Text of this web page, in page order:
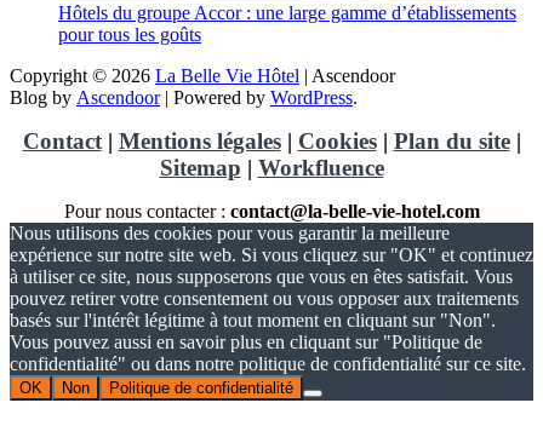
Hôtels du groupe Accor : une large gamme d’établissements
pour tous les goûts
Copyright © 2026 La Belle Vie Hôtel | Ascendoor
Blog by Ascendoor| Powered by WordPress.
Contact| Mentions légales| Cookies| Plan du site|
Sitemap | Workfluence
Pour nous contacter : contact@la-belle-vie-hotel.com
Nous utilisons des cookies pour vous garantir la meilleure
expérience sur notre site web. Si vous cliquez sur "OK" et continuez
à utiliser ce site, nous supposerons que vous en êtes satisfait. Vous
pouvez retirer votre consentement ou vous opposer aux traitements
basés sur l'intérêt légitime à tout moment en cliquant sur "Non".
Vous pouvez aussi en savoir plus en cliquant sur "Politique de
confidentialité" ou dans notre politique de confidentialité sur ce site.
OK Non Politique de confidentialité